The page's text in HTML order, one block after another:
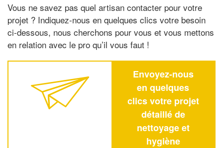
Vous ne savez pas quel artisan contacter pour votre
projet ? Indiquez-nous en quelques clics votre besoin
ci-dessous, nous cherchons pour vous et vous mettons
en relation avec le pro qu’il vous faut !
Envoyez-nous
en quelques
clics votre projet
détaillé de
nettoyage et
hygiène